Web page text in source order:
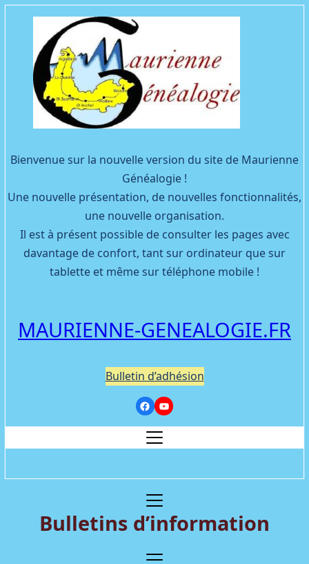
Bienvenue sur la nouvelle version du site de Maurienne
Généalogie !
Une nouvelle présentation, de nouvelles fonctionnalités,
une nouvelle organisation.
Il est à présent possible de consulter les pages avec
davantage de confort, tant sur ordinateur que sur
tablette et même sur téléphone mobile !
MAURIENNE-GENEALOGIE.FR
Bulletin d’adhésion
Facebook
YouTube
Bulletins d’information